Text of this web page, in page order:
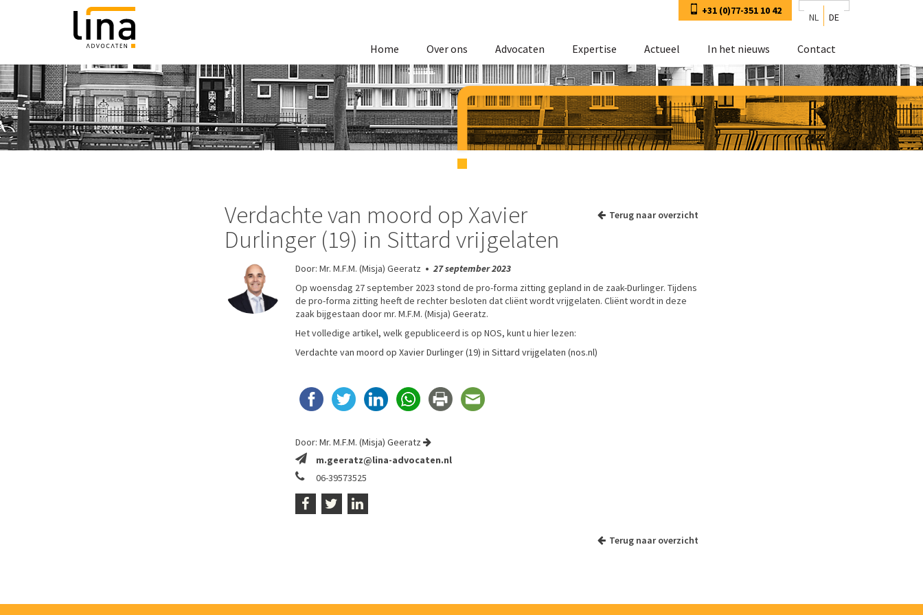
+31 (0)77-351 10 42
NL DE
Home Over ons Advocaten Expertise Actueel In het nieuws Contact
Verdachte van moord op Xavier
Durlinger (19) in Sittard vrijgelaten
Terug naar overzicht
Door: Mr. M.F.M. (Misja) Geeratz • 27 september 2023
Op woensdag 27 september 2023 stond de pro-forma zitting gepland in de zaak-Durlinger. Tijdens
de pro-forma zitting heeft de rechter besloten dat cliënt wordt vrijgelaten. Cliënt wordt in deze
zaak bijgestaan door mr. M.F.M. (Misja) Geeratz.
Het volledige artikel, welk gepubliceerd is op NOS, kunt u hier lezen:
Verdachte van moord op Xavier Durlinger (19) in Sittard vrijgelaten (nos.nl)
Door: Mr. M.F.M. (Misja) Geeratz
m.geeratz@lina-advocaten.nl
06-39573525
Terug naar overzicht